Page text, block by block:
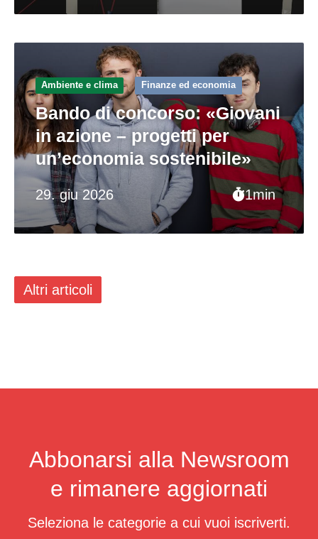
29. giu 2026 1min
Ambiente e clima Finanze ed economia
Bando di concorso: «Giovani
in azione – progetti per
un’economia sostenibile»
Altri articoli
Abbonarsi alla Newsroom
e rimanere aggiornati
Seleziona le categorie a cui vuoi iscriverti.